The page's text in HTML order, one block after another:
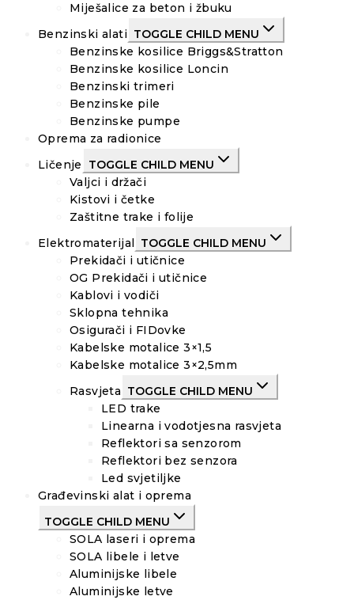
Miješalice za beton i žbuku
Benzinski alati TOGGLE CHILD MENU
Benzinske kosilice Briggs&Stratton
Benzinske kosilice Loncin
Benzinski trimeri
Benzinske pile
Benzinske pumpe
Oprema za radionice
Ličenje
TOGGLE CHILD MENU
Valjci i držači
Kistovi i četke
Zaštitne trake i folije
Elektromaterijal
TOGGLE CHILD MENU
Prekidači i utičnice
OG Prekidači i utičnice
Kablovi i vodiči
Sklopna tehnika
Osigurači i FIDovke
Kabelske motalice 3×1,5
Kabelske motalice 3×2,5mm
Rasvjeta TOGGLE CHILD MENU
LED trake
Linearna i vodotjesna rasvjeta
Reflektori sa senzorom
Reflektori bez senzora
Led svjetiljke
Građevinski alat i oprema
TOGGLE CHILD MENU
SOLA laseri i oprema
SOLA libele i letve
Aluminijske libele
Aluminijske letve